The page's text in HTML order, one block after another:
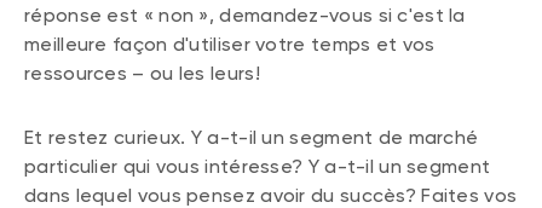
réponse est « non », demandez-vous si c'est la
meilleure façon d'utiliser votre temps et vos
ressources – ou les leurs!
Et restez curieux. Y a-t-il un segment de marché
particulier qui vous intéresse? Y a-t-il un segment
dans lequel vous pensez avoir du succès? Faites vos